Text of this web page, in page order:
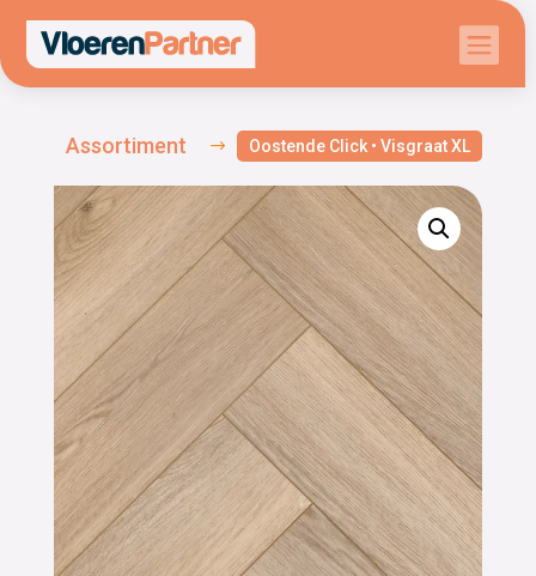

Assortiment $ Oostende Click • Visgraat XL